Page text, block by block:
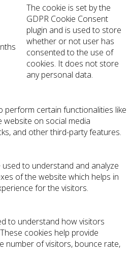
The cookie is set by the
GDPR Cookie Consent
plugin and is used to store
whether or not user has
consented to the use of
cookies. It does not store
any personal data.
perform certain functionalities like
on social media
and other third-party features.
to understand and analyze
of the website which helps in
for the visitors.
to understand how visitors
cookies help provide
number of visitors, bounce rate,